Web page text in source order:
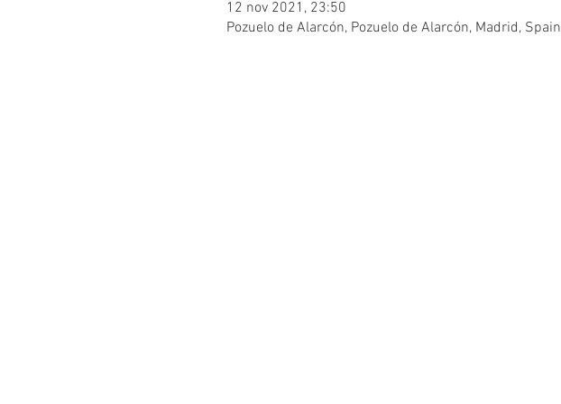
12 nov 2021, 23:50
Pozuelo de Alarcón, Pozuelo de Alarcón, Madrid, Spain